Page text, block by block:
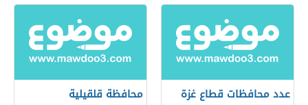
عدد محافظات قطاع غزة محافظة قلقيلية